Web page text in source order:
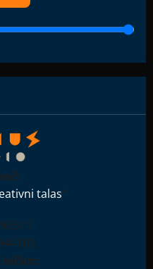
talas"